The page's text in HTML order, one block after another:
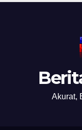
Akurat,